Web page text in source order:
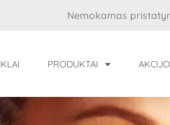
Nemokamas
PRODUKTAI